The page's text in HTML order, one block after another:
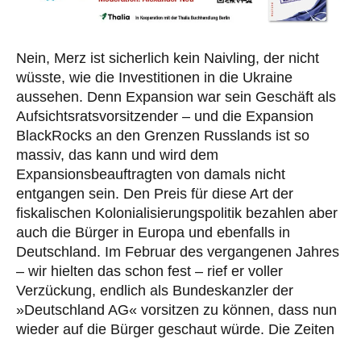
Nein, Merz ist sicherlich kein Naivling, der nicht
wüsste, wie die Investitionen in die Ukraine
aussehen. Denn Expansion war sein Geschäft als
Aufsichtsratsvorsitzender – und die Expansion
BlackRocks an den Grenzen Russlands ist so
massiv, das kann und wird dem
Expansionsbeauftragten von damals nicht
entgangen sein. Den Preis für diese Art der
fiskalischen Kolonialisierungspolitik bezahlen aber
auch die Bürger in Europa und ebenfalls in
Deutschland. Im Februar des vergangenen Jahres
– wir hielten das schon fest – rief er voller
Verzückung, endlich als Bundeskanzler der
»Deutschland AG« vorsitzen zu können, dass nun
wieder auf die Bürger geschaut würde. Die Zeiten